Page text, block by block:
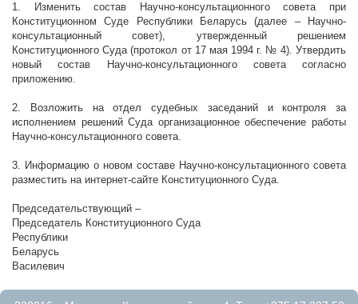
1. Изменить состав Научно-консультационного совета при
Конституционном Суде Республики Беларусь (далее – Научно-
консультационный совет), утвержденный решением
Конституционного Суда (протокол от 17 мая 1994 г. № 4). Утвердить
новый состав Научно-консультационного совета согласно
приложению.
2. Возложить на отдел судебных заседаний и контроля за
исполнением решений Суда организационное обеспечение работы
Научно-консультационного совета.
3. Информацию о новом составе Научно-консультационного совета
разместить на интернет-сайте Конституционного Суда.
Председательствующий –
Председатель Конституционного Суда
Республики
Беларусь
Василевич